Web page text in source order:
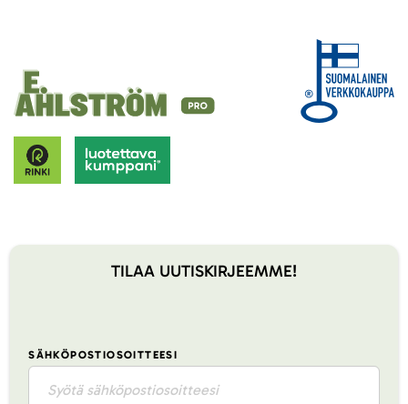
TILAA UUTISKIRJEEMME!
SÄHKÖPOSTIOSOITTEESI